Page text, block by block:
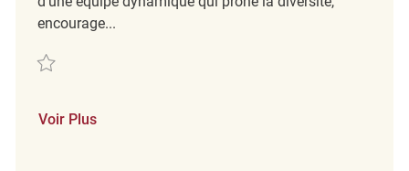
encourage...
Sauvegarder Retail Merchandise Associate REQ124197
Voir Plus